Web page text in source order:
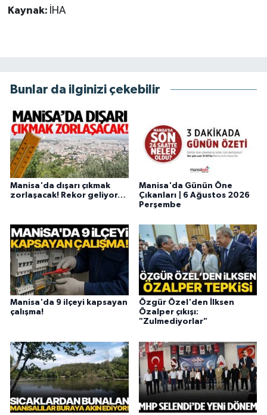
Kaynak: İHA
Bunlar da ilginizi çekebilir
Manisa'da dışarı çıkmak
zorlaşacak! Rekor geliyor…
Manisa'da Günün Öne
Çıkanları | 6 Ağustos 2026
Perşembe
Manisa'da 9 ilçeyi kapsayan
çalışma!
Özgür Özel'den İlksen
Özalper çıkışı:
"Zulmediyorlar"